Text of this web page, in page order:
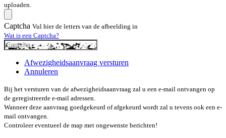
uploaden.
Captcha Vul hier de letters van de afbeelding in
Wat is een Captcha?
Afwezigheidsaanvraag versturen
Annuleren
Bij het versturen van de afwezigheidsaanvraag zal u een e-mail ontvangen op
de geregistreerde e-mail adressen.
Wanneer deze aanvraag goedgekeurd of afgekeurd wordt zal u tevens ook een e-
mail ontvangen.
Controleer eventueel de map met ongewenste berichten!